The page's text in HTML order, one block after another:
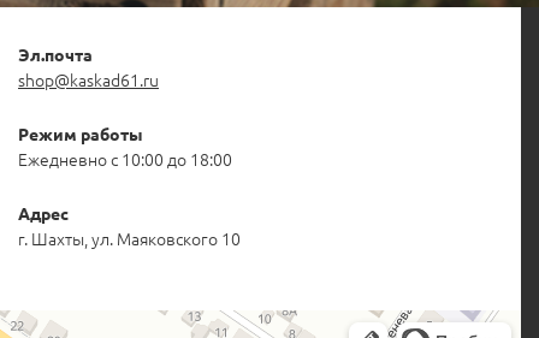
Эл.почта
shop@kaskad61.ru
Режим работы
Ежедневно с 10:00 до 18:00
Адрес
г. Шахты, ул. Маяковского 10